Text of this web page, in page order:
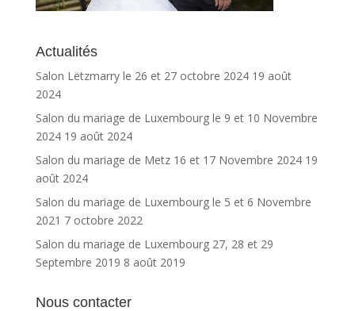
Actualités
Salon Lëtzmarry le 26 et 27 octobre 2024 19 août
2024
Salon du mariage de Luxembourg le 9 et 10 Novembre
2024 19 août 2024
Salon du mariage de Metz 16 et 17 Novembre 2024 19
août 2024
Salon du mariage de Luxembourg le 5 et 6 Novembre
2021 7 octobre 2022
Salon du mariage de Luxembourg 27, 28 et 29
Septembre 2019 8 août 2019
Nous contacter